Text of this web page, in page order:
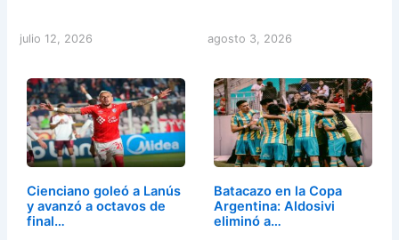
julio 12, 2026 agosto 3, 2026
Cienciano goleó a Lanús
y avanzó a octavos de
final…
Batacazo en la Copa
Argentina: Aldosivi
eliminó a…